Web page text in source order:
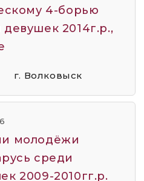
4-борью
2014г.р.,
г. Волковыск
молодёжи
среди
2009-2010гг.р.